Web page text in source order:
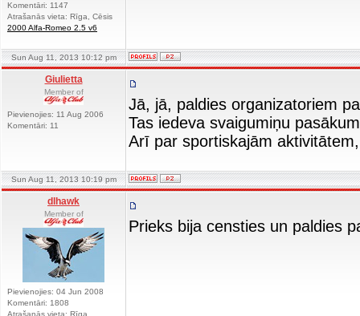
Komentāri: 1147
Atrašanās vieta: Rīga, Cēsis
2000 Alfa-Romeo 2.5 v6
Sun Aug 11, 2013 10:12 pm
Giulietta
Member of
Pievienojies: 11 Aug 2006
Komentāri: 11
Jā, jā, paldies organizatoriem
Tas iedeva svaigumiņu
Arī par sportiskajām
Sun Aug 11, 2013 10:19 pm
dlhawk
Member of
Pievienojies: 04 Jun 2008
Komentāri: 1808
Atrašanās vieta: Rīga
Prieks bija censties un paldies